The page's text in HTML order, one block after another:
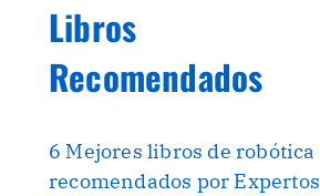
Libros
Recomendados
6 Mejores libros de robótica
recomendados por Expertos